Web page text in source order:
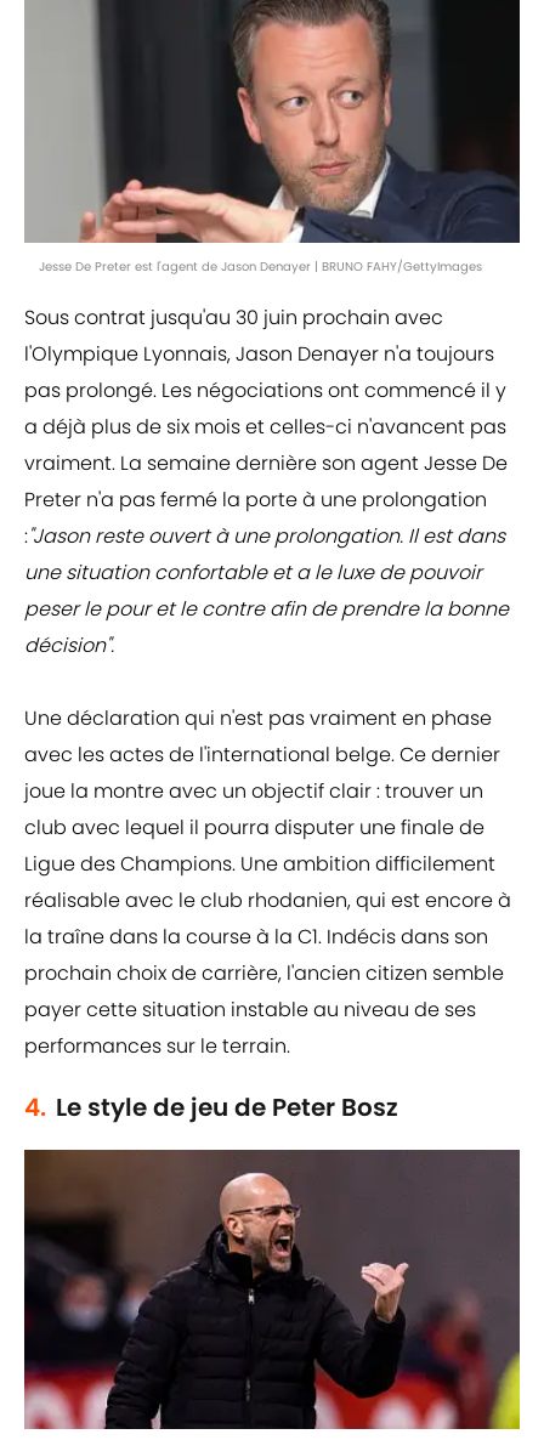
Jesse De Preter est l'agent de Jason Denayer | BRUNO FAHY/GettyImages
Sous contrat jusqu'au 30 juin prochain avec
l'Olympique Lyonnais, Jason Denayer n'a toujours
pas prolongé. Les négociations ont commencé il y
a déjà plus de six mois et celles-ci n'avancent pas
vraiment. La semaine dernière son agent Jesse De
Preter n'a pas fermé la porte à une prolongation
:"Jason reste ouvert à une prolongation. Il est dans
une situation confortable et a le luxe de pouvoir
peser le pour et le contre afin de prendre la bonne
décision".
Une déclaration qui n'est pas vraiment en phase
avec les actes de l'international belge. Ce dernier
joue la montre avec un objectif clair : trouver un
club avec lequel il pourra disputer une finale de
Ligue des Champions. Une ambition difficilement
réalisable avec le club rhodanien, qui est encore à
la traîne dans la course à la C1. Indécis dans son
prochain choix de carrière, l'ancien citizen semble
payer cette situation instable au niveau de ses
performances sur le terrain.
4. Le style de jeu de Peter Bosz